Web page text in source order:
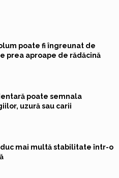
poate fi îngreunat de
prea aproape de rădăcină
poate semnala
uzură sau carii
mai multă stabilitate într-o